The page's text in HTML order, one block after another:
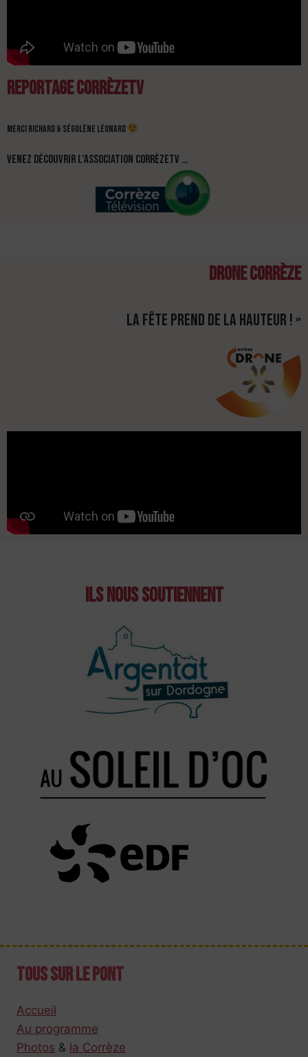
REPORTAGE corrèzeTV
Merci richard & ségolène LéONARD
Venez découvrir l’association CorrèzeTv …
Drone corrèze
la fête prend de la hauteur ! »
Ils nous soutiennent
Tous sur le pont
Accueil
Au programme
Photos & la Corrèze